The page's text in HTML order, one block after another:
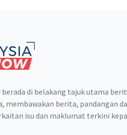
berada di belakang tajuk utama
membawakan berita, pandangan
isu dan maklumat terkini